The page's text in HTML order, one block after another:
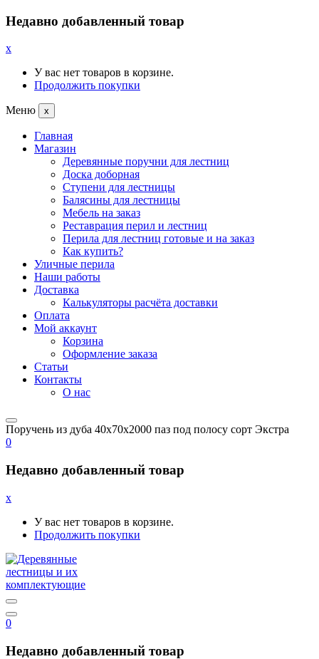
Недавно добавленный товар
x
У вас нет товаров в корзине.
Продолжить покупки
Меню x
Главная
Магазин
Деревянные поручни для лестниц
Доска доборная
Ступени для лестницы
Балясины для лестницы
Мебель на заказ
Реставрация перил и лестниц
Перила для лестниц готовые и на заказ
Как купить?
Уличные перила
Наши работы
Доставка
Калькуляторы расчёта доставки
Оплата
Мой аккаунт
Корзина
Оформление заказа
Статьи
Контакты
О нас
Поручень из дуба 40x70x2000 паз под полосу сорт Экстра
0
Недавно добавленный товар
x
У вас нет товаров в корзине.
Продолжить покупки
0
Недавно добавленный товар